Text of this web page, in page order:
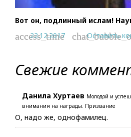
Вот он, подлинный ислам!
access_time
22.12.2017 Оставить
Свежие
Данила Хуртаев Молодой и
внимания на награды. Призвание
О, надо же, однофамилец.